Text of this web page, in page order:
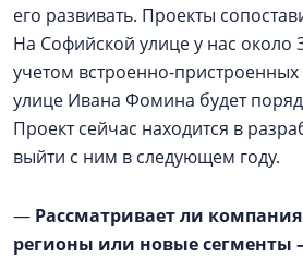
его развивать. Проекты
На Софийской улице у нас около
учетом встроенно-
улице Ивана Фомина будет
Проект сейчас находится в
выйти с ним в следующем году.
— Рассматривает ли
регионы или новые сегменты